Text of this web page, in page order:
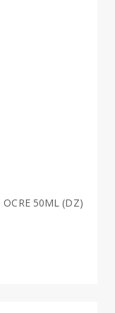
50ML (DZ)